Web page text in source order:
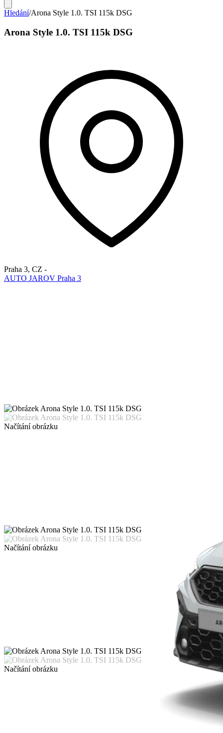
Hledání/Arona Style 1.0. TSI 115k DSG
Arona Style 1.0. TSI 115k DSG
Praha 3, CZ -
AUTO JAROV Praha 3
Načítání obrázku
Načítání obrázku
Načítání obrázku